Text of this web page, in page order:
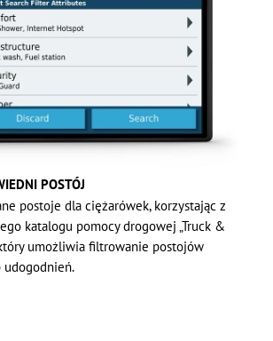
POSTÓJ
postoje dla ciężarówek, korzystając z
katalogu pomocy drogowej „Truck &
umożliwia filtrowanie postojów
udogodnień.